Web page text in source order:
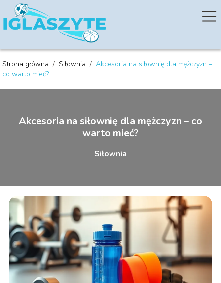
Strona główna / Siłownia / Akcesoria na siłownię dla mężczyzn –
co warto mieć?
Akcesoria na siłownię dla mężczyzn – co
warto mieć?
Siłownia